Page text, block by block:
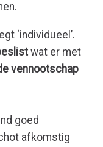
‘individueel’.
wat er met
vennootschap
goed
afkomstig